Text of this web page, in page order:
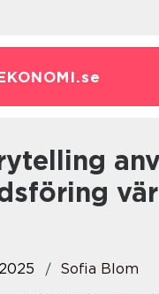
se
Sofia Blom